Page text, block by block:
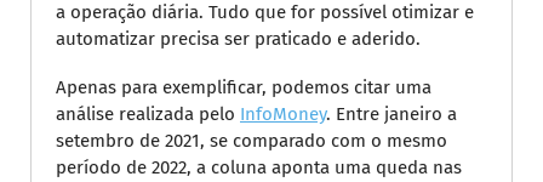
a operação diária. Tudo que for possível otimizar e
automatizar precisa ser praticado e aderido.
Apenas para exemplificar, podemos citar uma
análise realizada pelo InfoMoney. Entre janeiro a
setembro de 2021, se comparado com o mesmo
período de 2022, a coluna aponta uma queda nas